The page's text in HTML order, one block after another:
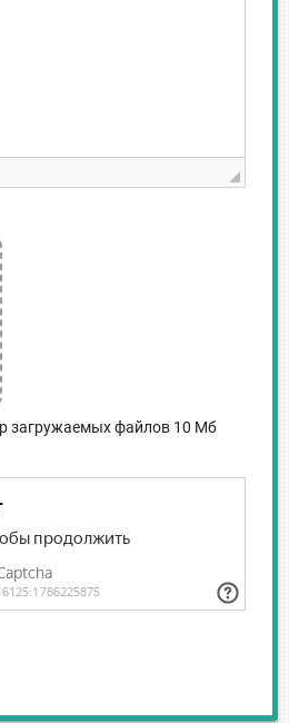
загружаемых файлов 10 Мб